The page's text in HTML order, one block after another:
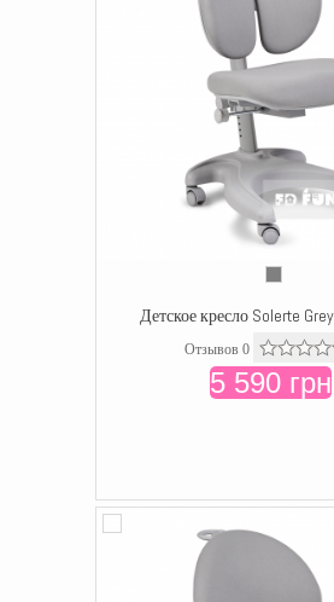
Детское кресло Solerte
Отзывов 0
5 590 грн